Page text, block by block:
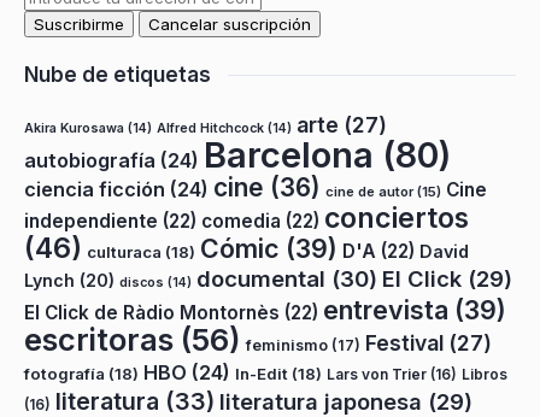
Nube de etiquetas
Akira Kurosawa (14) Alfred Hitchcock (14) arte (27)
autobiografía (24) Barcelona (80)
ciencia ficción (24) cine (36) cine de autor(15) Cine
independiente (22) comedia (22) conciertos
(46) culturaca (18) Cómic (39) D'A (22) David
Lynch (20) discos (14) documental (30) El Click (29)
El Click de Ràdio Montornès (22) entrevista (39)
escritoras (56) feminismo (17) Festival (27)
fotografía (18) HBO (24) In-Edit (18) Lars von Trier (16) Libros
(16) literatura (33) literatura japonesa (29)